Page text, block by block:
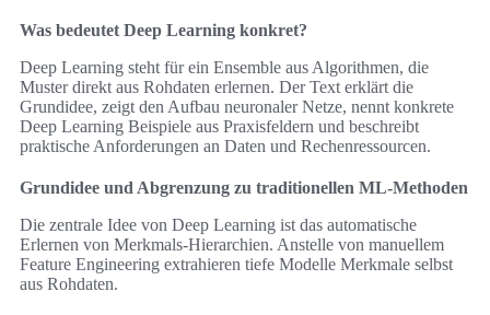
Was bedeutet Deep Learning konkret?
Deep Learning steht für ein Ensemble aus Algorithmen, die
Muster direkt aus Rohdaten erlernen. Der Text erklärt die
Grundidee, zeigt den Aufbau neuronaler Netze, nennt konkrete
Deep Learning Beispiele aus Praxisfeldern und beschreibt
praktische Anforderungen an Daten und Rechenressourcen.
Grundidee und Abgrenzung zu traditionellen ML-Methoden
Die zentrale Idee von Deep Learning ist das automatische
Erlernen von Merkmals-Hierarchien. Anstelle von manuellem
Feature Engineering extrahieren tiefe Modelle Merkmale selbst
aus Rohdaten.